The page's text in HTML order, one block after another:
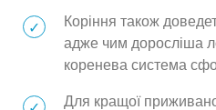
Коріння також
адже чим доросліша
коренева система
Для кращої